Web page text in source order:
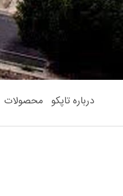
درباره تاپکو محصولات